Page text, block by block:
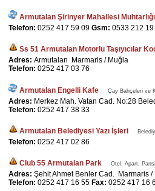
Armutalan Şirinyer Mahallesi Muhtarlığı
Telefon: 0252 417 59 09 Gsm: 0533 212
Ss 51 Armutalan Motorlu Taşıyıcılar
Adres: Armutalan Marmaris / Muğla
Telefon: 0252 417 03 76
Armutalan Engelli Kafe Çay Bahçeleri ve
Adres: Merkez Mah. Vatan Cad. No:28
Telefon: 0252 417 38 33
Armutalan Belediyesi Yazı İşleri
Telefon: 0252 417 02 86
Club 55 Armutalan Park Otel, Apart,
Adres: Şehit Ahmet Benler Cad. Marmaris /
Telefon: 0252 417 16 55 Fax: 0252 417 16